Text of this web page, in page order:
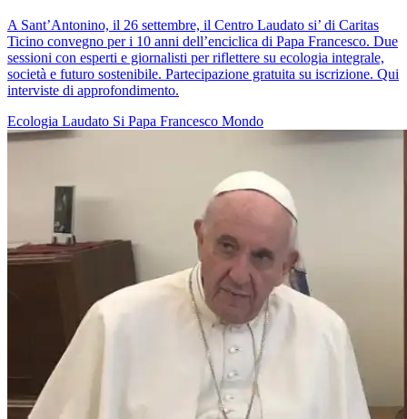
A Sant’Antonino, il 26 settembre, il Centro Laudato si’ di Caritas
Ticino convegno per i 10 anni dell’enciclica di Papa Francesco. Due
sessioni con esperti e giornalisti per riflettere su ecologia integrale,
società e futuro sostenibile. Partecipazione gratuita su iscrizione. Qui
interviste di approfondimento.
Ecologia Laudato Si Papa Francesco Mondo